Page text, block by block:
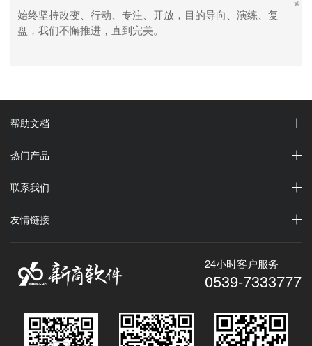
始终坚持改变、行动、专注、开放，目的导向、演练、复
盘，我们不懈推进，直到完美。
帮助文档
热门产品
联系我们
友情链接
24小时客户服务
0539-7333777